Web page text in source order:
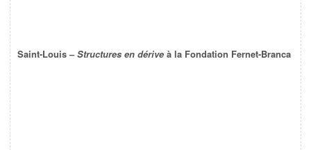
Saint-Louis –Structures en dérive à la Fondation Fernet-Branca